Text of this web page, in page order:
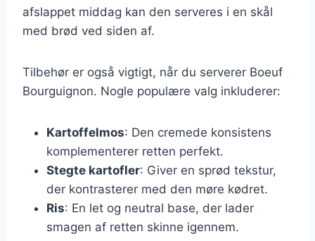
afslappet middag kan den serveres i en skål
med brød ved siden af.
Tilbehør er også vigtigt, når du serverer Boeuf
Bourguignon. Nogle populære valg inkluderer:
Kartoffelmos: Den cremede konsistens
komplementerer retten perfekt.
Stegte kartofler: Giver en sprød tekstur,
der kontrasterer med den møre kødret.
Ris: En let og neutral base, der lader
smagen af retten skinne igennem.